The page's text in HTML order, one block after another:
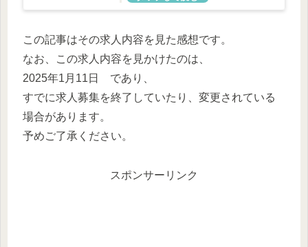
この記事はその求人内容を見た感想です。
なお、この求人内容を見かけたのは、
2025年1月11日 であり、
すでに求人募集を終了していたり、変更されている
場合があります。
予めご了承ください。
スポンサーリンク